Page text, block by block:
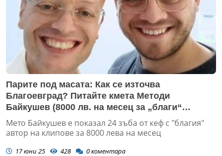
Парите под масата: Как се източва
Благоевград? Питайте кмета Методи
Байкушев (8000 лв. на месец за „благи“
клипчета + СНИМКИ)
Мето Байкушев е показал 24 зъба от кеф с "благия"
автор на клипове за 8000 лева на месец
17 юни 25 428 0коментара